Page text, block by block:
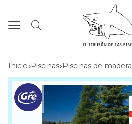
Buscar
Inicio piscinas piscinas de madera